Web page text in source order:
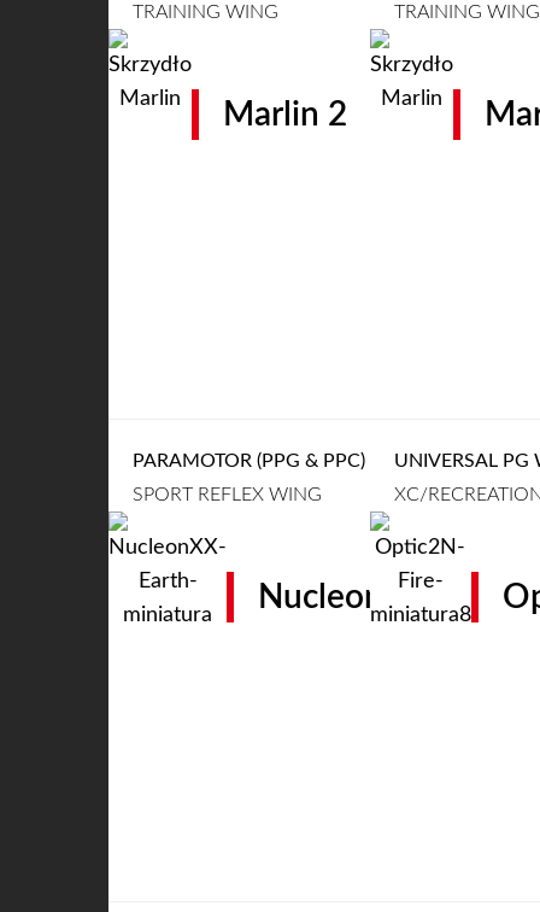
TRAINING WING
Marlin 2
TRAINING WING
PARAMOTOR (PPG & PPC)
SPORT REFLEX WING
Nucleon XX
UNIVERSAL PG
XC/